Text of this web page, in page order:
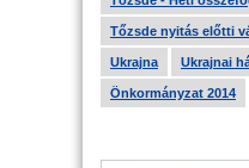
Tőzsde nyitás előtti
Ukrajna Ukrajnai
Önkormányzat 2014